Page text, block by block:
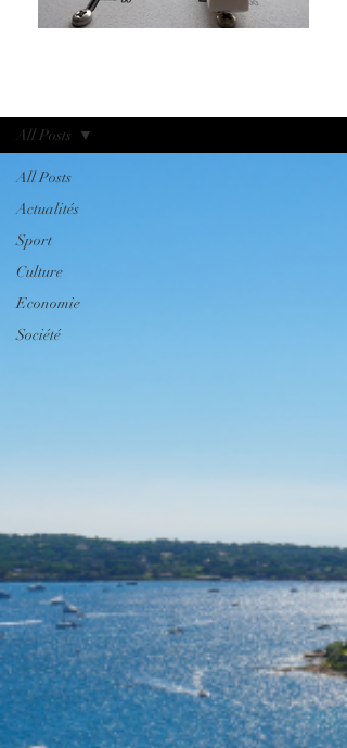
All Posts
Actualités
Sport
Culture
Economie
Société
All Posts